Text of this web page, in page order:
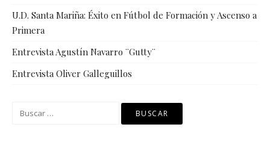
U.D. Santa Mariña: Éxito en Fútbol de Formación y Ascenso a
Primera
Entrevista Agustín Navarro ¨Gutty¨
Entrevista Oliver Galleguillos